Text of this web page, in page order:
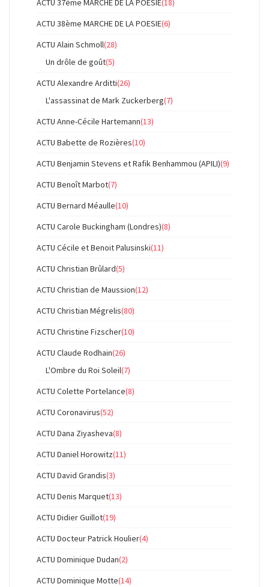
ACTU 37ème MARCHE DE LA POESIE(18)
ACTU 38ème MARCHE DE LA POESIE(6)
ACTU Alain Schmoll(28)
Un drôle de goût(5)
ACTU Alexandre Arditti(26)
L'assassinat de Mark Zuckerberg(7)
ACTU Anne-Cécile Hartemann(13)
ACTU Babette de Rozières(10)
ACTU Benjamin Stevens et Rafik Benhammou (APILI)(9)
ACTU Benoît Marbot(7)
ACTU Bernard Méaulle(10)
ACTU Carole Buckingham (Londres)(8)
ACTU Cécile et Benoit Palusinski(11)
ACTU Christian Brûlard(5)
ACTU Christian de Maussion(12)
ACTU Christian Mégrelis(80)
ACTU Christine Fizscher(10)
ACTU Claude Rodhain(26)
L'Ombre du Roi Soleil(7)
ACTU Colette Portelance(8)
ACTU Coronavirus(52)
ACTU Dana Ziyasheva(8)
ACTU Daniel Horowitz(11)
ACTU David Grandis(3)
ACTU Denis Marquet(13)
ACTU Didier Guillot(19)
ACTU Docteur Patrick Houlier(4)
ACTU Dominique Dudan(2)
ACTU Dominique Motte(14)